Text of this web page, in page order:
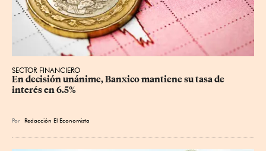
SECTOR FINANCIERO
En decisión unánime, Banxico mantiene su tasa de
interés en 6.5%
Por Redacción El Economista